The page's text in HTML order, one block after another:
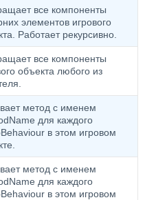
все компоненты
элементов игрового
Работает рекурсивно.
все компоненты
объекта любого из
метод с именем
для каждого
в этом игровом
метод с именем
для каждого
в этом игровом